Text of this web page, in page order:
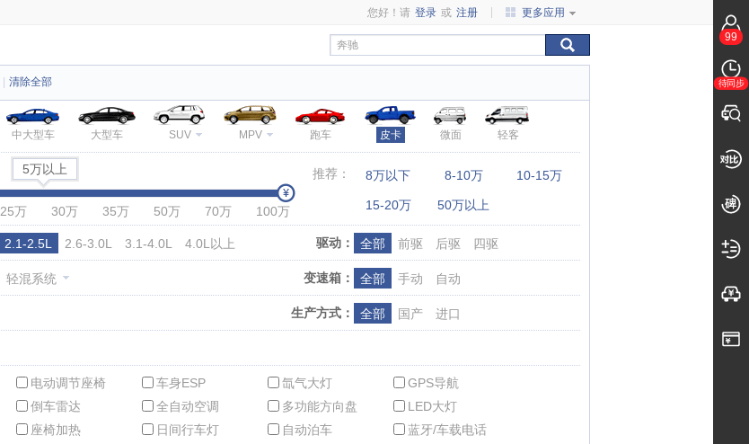
更多应用
您好！请 登录 或 注册
清除全部
中大型车 大型车 SUV MPV 跑车 皮卡 微面 轻客
5万以上
25万 30万 35万 50万 70万 100万
推荐： 8万以下 8-10万 10-15万
15-20万 50万以上
2.1-2.5L 2.6-3.0L 3.1-4.0L 4.0L以上 驱动： 全部 前驱 后驱 四驱
轻混系统 变速箱： 全部 手动 自动
生产方式： 全部 国产 进口
电动调节座椅 车身ESP 氙气大灯
GPS导航
倒车雷达 全自动空调 多功能方向盘
LED大灯
座椅加热 日间行车灯 自动泊车 蓝牙/车载电话
99
待同步